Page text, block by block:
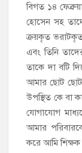
বিগত ১৪
হোসেন সহ
ক্রয়কৃত ভরাটকৃত
এবং তিনি
তাকে দা বটি
আমার ছোট ছোট
উপস্থিত কে বা
যোগাযোগ
আমার
করে আমি শিক্ষক